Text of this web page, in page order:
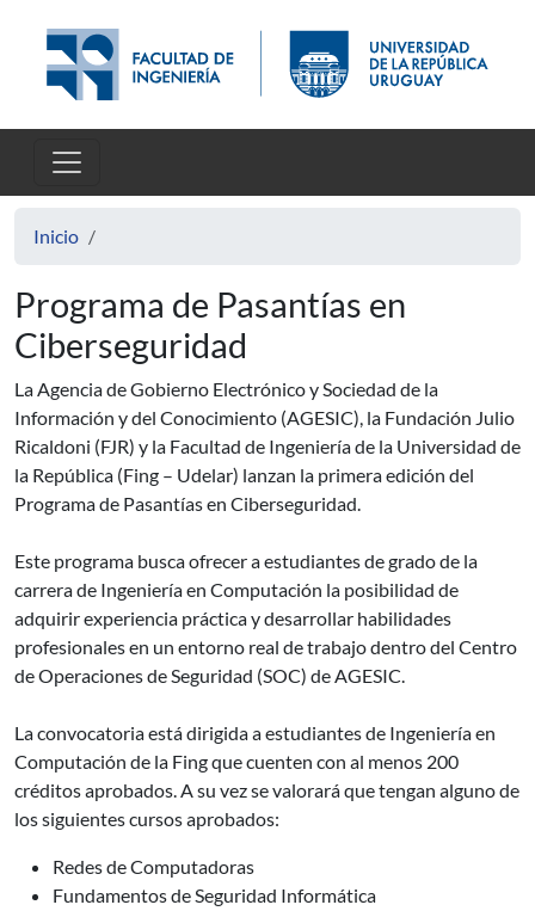
Inicio
Programa de Pasantías en
Ciberseguridad
La Agencia de Gobierno Electrónico y Sociedad de la
Información y del Conocimiento (AGESIC), la Fundación Julio
Ricaldoni (FJR) y la Facultad de Ingeniería de la Universidad de
la República (Fing – Udelar) lanzan la primera edición del
Programa de Pasantías en Ciberseguridad.
Este programa busca ofrecer a estudiantes de grado de la
carrera de Ingeniería en Computación la posibilidad de
adquirir experiencia práctica y desarrollar habilidades
profesionales en un entorno real de trabajo dentro del Centro
de Operaciones de Seguridad (SOC) de AGESIC.
La convocatoria está dirigida a estudiantes de Ingeniería en
Computación de la Fing que cuenten con al menos 200
créditos aprobados. A su vez se valorará que tengan alguno de
los siguientes cursos aprobados:
Redes de Computadoras
Fundamentos de Seguridad Informática